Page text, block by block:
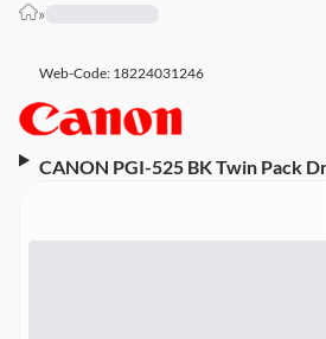
»
Web-Code: 18224031246
CANON PGI-525 BK Twin Pack
MG5350, PIXMA MG6150,